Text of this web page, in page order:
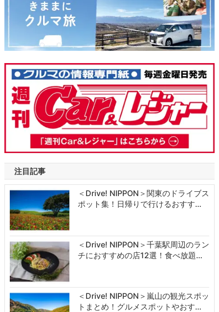
注目記事
＜Drive! NIPPON＞関東のドライブス
ポット集！日帰りで行けるおすす…
＜Drive! NIPPON＞千葉駅周辺のラン
チにおすすめの店12選！食べ放題…
＜Drive! NIPPON＞嵐山の観光スポッ
トまとめ！グルメスポットやおす…